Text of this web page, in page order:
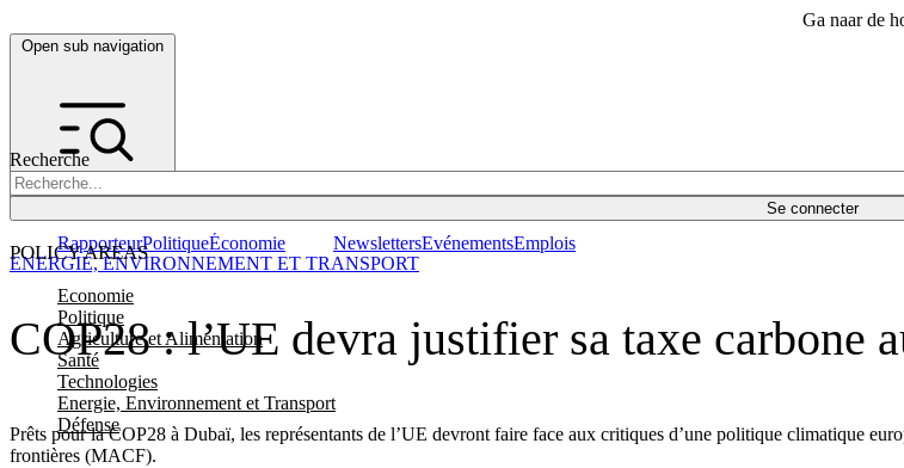
Ga naar de
Open sub navigation
Recherche
Se connecter
POLICY AREAS
Economie
Politique
Agriculture et Alimentation
Santé
Technologies
Energie, Environnement et Transport
Défense
RapporteurPolitiqueÉconomie NewslettersEvénementsEmplois
COP28 : l’UE devra justifier sa taxe carbone
Prêts pour la COP28 à Dubaï, les représentants de l’UE devront faire face aux critiques d’une politique climatique
frontières (MACF).
ENERGIE, ENVIRONNEMENT ET TRANSPORT